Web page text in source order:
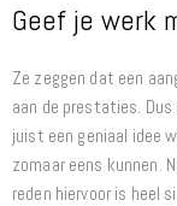
Geef je werk
Ze zeggen dat een
aan de prestaties.
juist een geniaal idee
zomaar eens kunnen.
reden hiervoor is heel